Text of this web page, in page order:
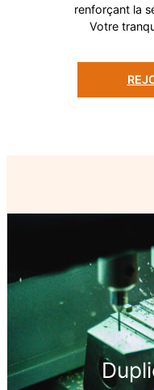
renforçant la
Votre